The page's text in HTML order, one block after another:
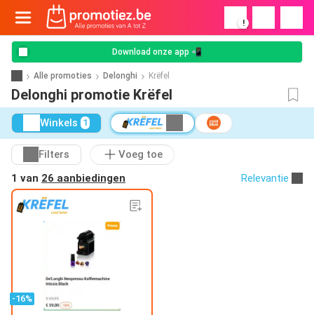
!
Download onze app 📲
Alle promoties Delonghi Krëfel
Delonghi promotie Krëfel
Winkels 1
Filters
Voeg toe
1 van 26 aanbiedingen Relevantie
-16%